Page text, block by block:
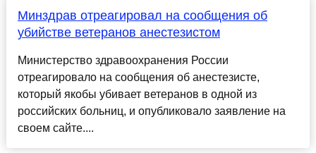
Минздрав отреагировал на сообщения об
убийстве ветеранов анестезистом
Министерство здравоохранения России
отреагировало на сообщения об анестезисте,
который якобы убивает ветеранов в одной из
российских больниц, и опубликовало заявление на
своем сайте....